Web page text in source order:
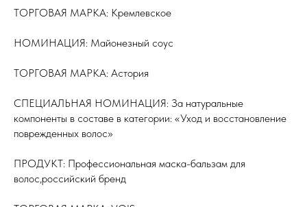
ТОРГОВАЯ МАРКА: Кремлевское
НОМИНАЦИЯ: Майонезный соус
ТОРГОВАЯ МАРКА: Астория
СПЕЦИАЛЬНАЯ НОМИНАЦИЯ: За натуральные
компоненты в составе в категории: «Уход и восстановление
поврежденных волос»
ПРОДУКТ: Профессиональная маска-бальзам для
волос,российский бренд